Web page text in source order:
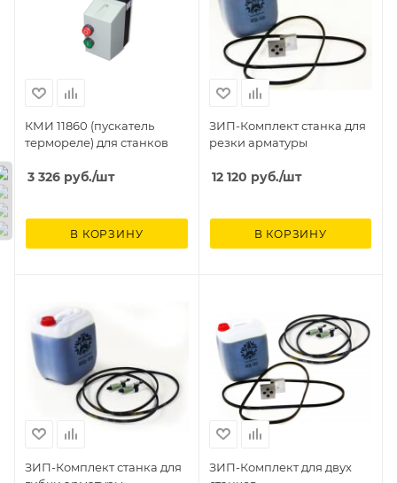
КМИ 11860 (пускатель
термореле) для станков
3 326 руб./шт
В КОРЗИНУ
ЗИП-Комплект станка для
резки арматуры
12 120 руб./шт
В КОРЗИНУ
ЗИП-Комплект станка для
ЗИП-Комплект для двух